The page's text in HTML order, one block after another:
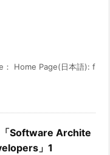
： Home Page(日本語): f
「Software Archite
」1